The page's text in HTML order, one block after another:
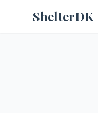
ShelterDK